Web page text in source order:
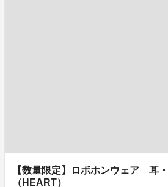
【数量限定】ロボホンウェア 耳
（HEART）